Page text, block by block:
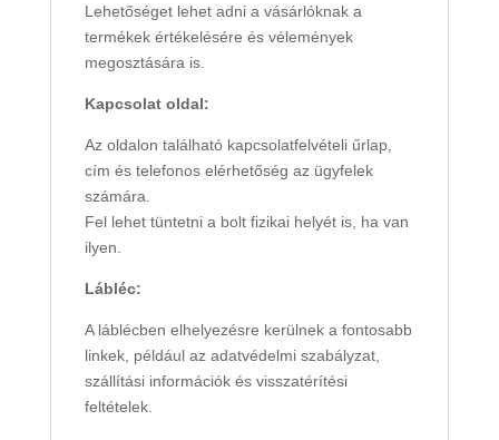
Lehetőséget lehet adni a vásárlóknak a
termékek értékelésére és vélemények
megosztására is.
Kapcsolat oldal:
Az oldalon található kapcsolatfelvételi űrlap,
cím és telefonos elérhetőség az ügyfelek
számára.
Fel lehet tüntetni a bolt fizikai helyét is, ha van
ilyen.
Lábléc:
A láblécben elhelyezésre kerülnek a fontosabb
linkek, például az adatvédelmi szabályzat,
szállítási információk és visszatérítési
feltételek.